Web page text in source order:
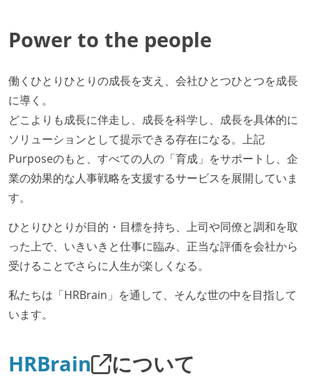
Power to the people
働くひとりひとりの成長を支え、会社ひとつひとつを成長
に導く。
どこよりも成長に伴走し、成長を科学し、成長を具体的に
ソリューションとして提示できる存在になる。上記
Purposeのもと、すべての人の「育成」をサポートし、企
業の効果的な人事戦略を支援するサービスを展開していま
す。
ひとりひとりが目的・目標を持ち、上司や同僚と調和を取
った上で、いきいきと仕事に臨み、正当な評価を会社から
受けることでさらに人生が楽しくなる。
私たちは「HRBrain」を通して、そんな世の中を目指して
います。
HRBrain について